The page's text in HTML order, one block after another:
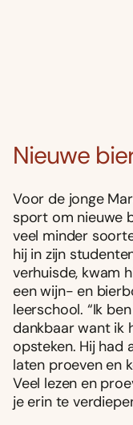
Nieuwe
Voor de jonge
sport om nieuwe
veel minder
hij in zijn
verhuisde, kwam
een wijn- en
leerschool. “Ik
dankbaar want ik
opsteken. Hij had
laten proeven en
Veel lezen en
je erin te